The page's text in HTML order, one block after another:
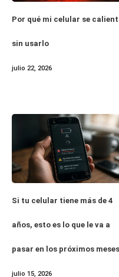
Por qué mi celular se
sin usarlo
julio 22, 2026
Si tu celular tiene más de 4
años, esto es lo que le va a
pasar en los próximos meses
julio 15, 2026